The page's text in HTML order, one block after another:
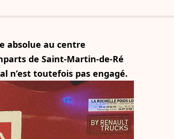
absolue au centre
de Saint-Martin-de-Ré
n’est toutefois pas engagé.